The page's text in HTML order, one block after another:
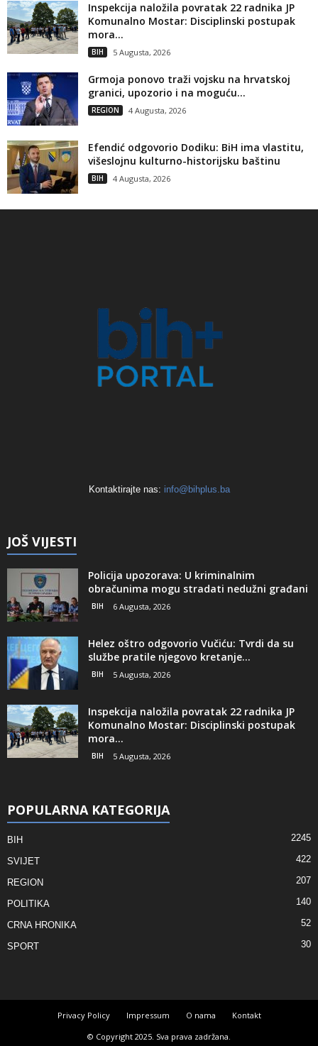
Inspekcija naložila povratak 22 radnika JP
Komunalno Mostar: Disciplinski postupak
mora...
BIH 5 Augusta, 2026
Grmoja ponovo traži vojsku na hrvatskoj
granici, upozorio i na moguću...
REGION 4 Augusta, 2026
Efendić odgovorio Dodiku: BiH ima vlastitu,
višeslojnu kulturno-historijsku baštinu
BIH 4 Augusta, 2026
Kontaktirajte nas: info@bihplus.ba
JOŠ VIJESTI
Policija upozorava: U kriminalnim
obračunima mogu stradati nedužni građani
BIH 6 Augusta, 2026
Helez oštro odgovorio Vučiću: Tvrdi da su
službe pratile njegovo kretanje...
BIH 5 Augusta, 2026
Inspekcija naložila povratak 22 radnika JP
Komunalno Mostar: Disciplinski postupak
mora...
BIH 5 Augusta, 2026
POPULARNA KATEGORIJA
BIH 2245
SVIJET 422
REGION 207
POLITIKA 140
CRNA HRONIKA 52
SPORT 30
Privacy Policy Impressum O nama
Kontakt
© Copyright 2025. Sva prava zadržana.